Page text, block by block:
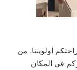
أولويتنا. من
في المكان